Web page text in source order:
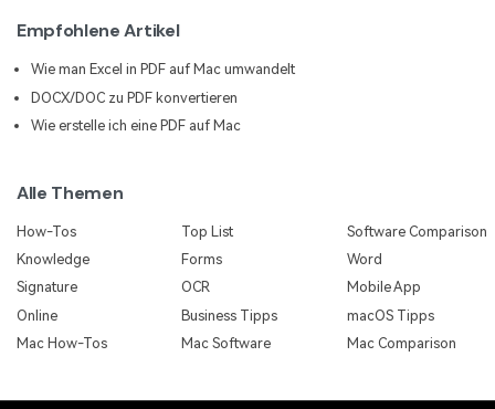
Empfohlene Artikel
Wie man Excel in PDF auf Mac umwandelt
DOCX/DOC zu PDF konvertieren
Wie erstelle ich eine PDF auf Mac
Alle Themen
How-Tos Top List
Software Comparison
Knowledge
Forms
Word
Signature
OCR
Mobile App
Online
Business Tipps
macOS Tipps
Mac How-Tos
Mac Software Mac Comparison